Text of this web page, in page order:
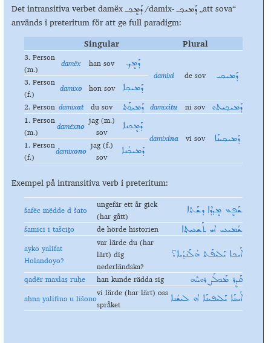
Det intransitiva verbet damëxܕܰܡܷܟ݂ـ/damix-ܕܰܡܝܟ݂ـ„att sova“
används i preteritum för att ge full paradigm:
Singular Plural
3. Person
(m.)
damëx han sov ܕܰܡܷܟ݂
damixi de sov ܕܰܡܝܟ݂ܝ
3. Person
(f.)
damixo hon sov ܕܰܡܝܟ݂ܐ
2. Person damixat du sov ܕܰܡܝܟ݂ܰܬ damixitu ni sov ܕܰܡܝܟ݂ܝܬܘ
1. Person
(m.)
damëxno jag (m.)
sov
ܕܰܡܷܟ݂ܢܐ
damixina vi sov ܕܰܡܝܟ݂ܝܢܰܐ
1. Person
(f.)
damixono jag (f.)
sov
ܕܰܡܝܟ݂ܳܢܐ
Exempel på intransitiva verb i preteritum:
šafëc mëdde d šato
ungefär ett år gick
(har gått)
ܫܰܦܷܥ ܡܷܕܕܶܐ ܕܫܰܬܐ
šamicii tašciṯo de hörde historien ܫܰܡܝܥܝ ܐܝ ܬܰܫܥܝܬ݂ܐ
ayko yalifat
Holandoyo?
var lärde du (har
lärt) dig
nederländska?
ܐܰܝܟܐ ܝܰܠܝܦܰܬ ܗܳܠܰܢܕܳܝܐ؟
qadërmaxlaṣ ruḥe han kunde rädda sig ܩܰܕܷܪ ܡܰܟ݂ܠܰܨ ܪܘܚܶܗ
aḥna yalifina u lišonovi lärde (har lärt) oss
språket
ܐܰܚܢܰܐ ܝܰܠܝܦܝܢܰܐ ܐܘ ܠܝܫܳܢܐ